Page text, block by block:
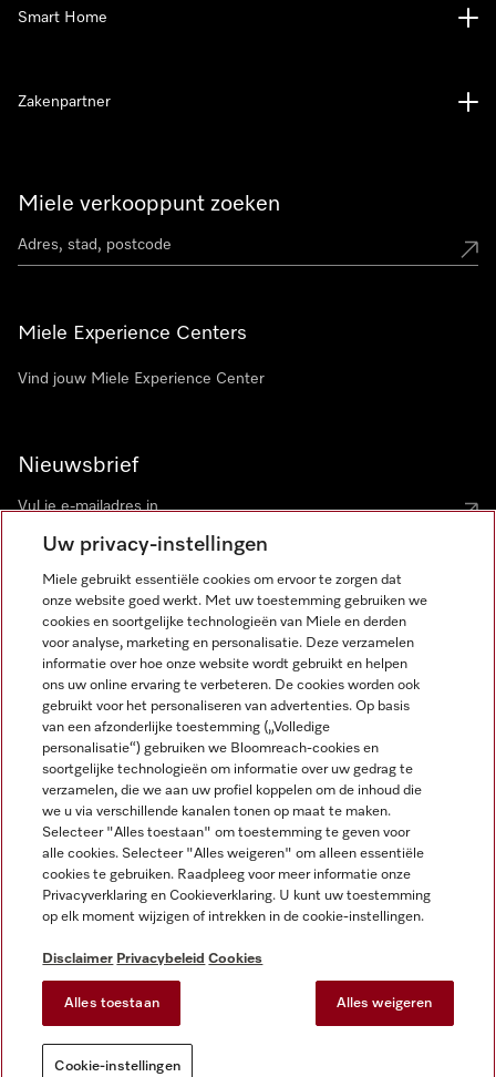
Miele verkooppunt zoeken
Miele Experience Centers
Vind jouw Miele Experience Center
Nieuwsbrief
Smart Home
Zakenpartner
Disclaimer
Algemene voorwaarden en informatie
Privacybeleid
Gebruiksvoorwaarden
Toegankelijkheidsverklaring
Digital Services Act
Cookie-instellingen
Miele op Instagram
Miele op Facebook
Miele op Youtube
Uw privacy-instellingen
Miele gebruikt essentiële cookies om ervoor te zorgen dat
onze website goed werkt. Met uw toestemming gebruiken we
cookies en soortgelijke technologieën van Miele en derden
voor analyse, marketing en personalisatie. Deze verzamelen
informatie over hoe onze website wordt gebruikt en helpen
ons uw online ervaring te verbeteren. De cookies worden ook
gebruikt voor het personaliseren van advertenties. Op basis
van een afzonderlijke toestemming („Volledige
personalisatie“) gebruiken we Bloomreach-cookies en
soortgelijke technologieën om informatie over uw gedrag te
verzamelen, die we aan uw profiel koppelen om de inhoud die
we u via verschillende kanalen tonen op maat te maken.
Selecteer "Alles toestaan" om toestemming te geven voor
alle cookies. Selecteer "Alles weigeren" om alleen essentiële
cookies te gebruiken. Raadpleeg voor meer informatie onze
Privacyverklaring en Cookieverklaring. U kunt uw toestemming
op elk moment wijzigen of intrekken in de cookie-instellingen.
Disclaimer Privacybeleid Cookies
Alles toestaan Alles weigeren
Cookie-instellingen